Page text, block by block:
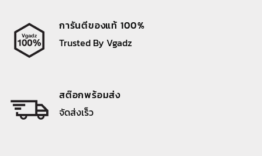
การันตีของแท้ 100%
Trusted By Vgadz
สต๊อกพร้อมส่ง
จัดส่งเร็ว